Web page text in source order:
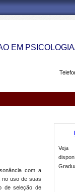
EM
com a
no uso de suas
de seleção de
Veja